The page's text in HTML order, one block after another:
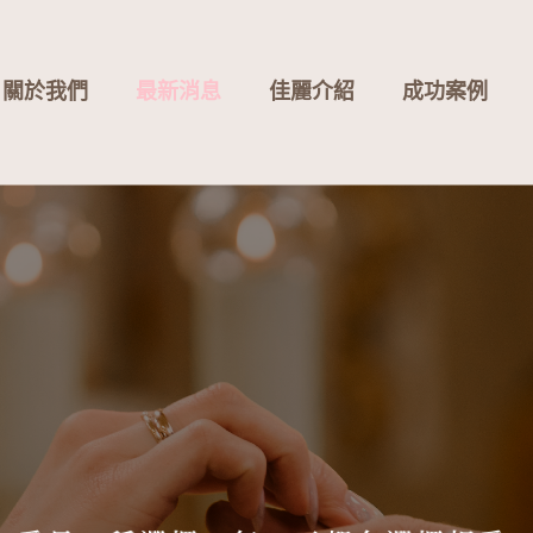
關於我們 最新消息 佳麗介紹 成功案例